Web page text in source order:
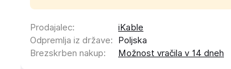
Prodajalec:
iKable
Odpremlja iz države:
Poljska
Brezskrben nakup: Možnost vračila v 14 dneh